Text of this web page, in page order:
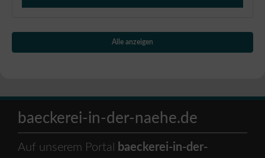
Alle anzeigen
baeckerei-in-der-naehe.de
Auf unserem Portal
baeckerei-in-der-